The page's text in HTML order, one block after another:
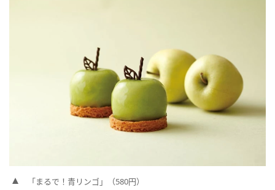
「まるで！青リンゴ」（580円）